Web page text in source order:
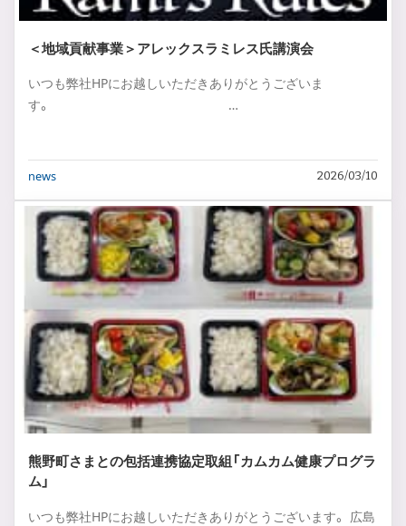
＜地域貢献事業＞アレックスラミレス氏講演会
いつも弊社HPにお越しいただきありがとうございま
す。 …
news 2026/03/10
熊野町さまとの包括連携協定取組「カムカム健康プログラ
ム」
いつも弊社HPにお越しいただきありがとうございます。 広島